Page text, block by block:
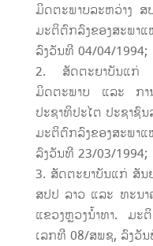
ມິດຕະພາບລະຫວ່າງ
ມະຕິຕົກລົງຂອງສະພາ
ລົງວັນທີ 04/04/1994;
ສັດຕະຍາບັນແກ່
ມິດຕະພາບ ແລະ ກາ
ປະຊາທິປະໄຕ ປະຊາຊົ
ມະຕິຕົກລົງຂອງສະພາ
ລົງວັນທີ 23/03/1994;
ສັດຕະຍາບັນແກ່ ສັນ
ສປປ ລາວ ແລະ ທະນາ
ແຂວງຫຼວງນ້ຳທາ. ມະ
ເລກທີ 08/ສພຊ, ລົງວັ